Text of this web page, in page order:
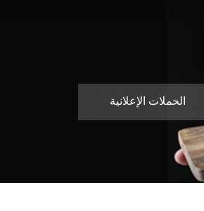
الحملات الإعلانية